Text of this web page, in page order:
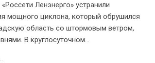
Ленэнерго» устранили
мощного циклона, который обрушился
область со штормовым ветром,
В круглосуточном...